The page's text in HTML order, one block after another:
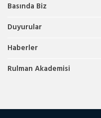
Basında Biz
Duyurular
Haberler
Rulman Akademisi